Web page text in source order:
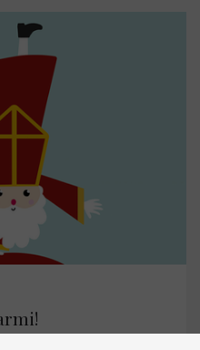
129
61 71 60
-
DER EU MIT ODR-